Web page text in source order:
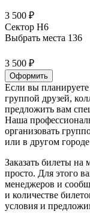
3 500 ₽
Сектор H6
Выбрать места 136
3 500 ₽
Оформить
Если вы
группой друзей,
предложить вам
Наша
организовать
или в другом
Заказать билеты
просто. Для этого
менеджеров и
и количестве
условия и